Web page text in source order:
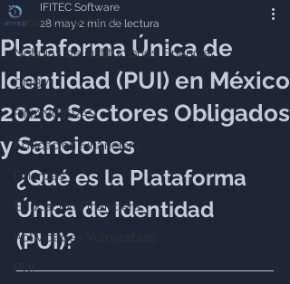
Todas las entradas
Noticias de instituciones Financier
CNBV
FINANCIERAS
Educación Financiera
Finanzas
Educación Financiera
Actividades Vulnerables
PUI
Plataforma Única de
Identidad (PUI) en México
2026: Sectores Obligados
y Sanciones
IFITEC Software
28 may 2 min de lectura
¿Qué es la Plataforma
Única de Identidad
(PUI)?